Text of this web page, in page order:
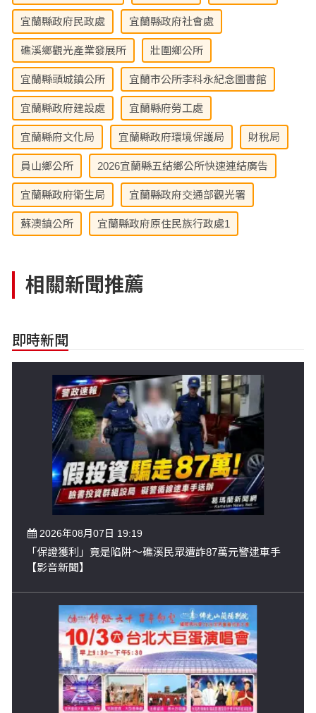
宜蘭縣政府民政處 宜蘭縣政府社會處
礁溪鄉觀光產業發展所 壯圍鄉公所
宜蘭縣頭城鎮公所 宜蘭市公所李科永紀念圖書館
宜蘭縣政府建設處 宜蘭縣府勞工處
宜蘭縣府文化局 宜蘭縣政府環境保護局 財稅局
員山鄉公所 2026宜蘭縣五結鄉公所快速連結廣告
宜蘭縣政府衛生局 宜蘭縣政府交通部觀光署
蘇澳鎮公所 宜蘭縣政府原住民族行政處1
相關新聞推薦
即時新聞
2026年08月07日 19:19
「保證獲利」竟是陷阱～礁溪民眾遭詐87萬元警逮車手
【影音新聞】